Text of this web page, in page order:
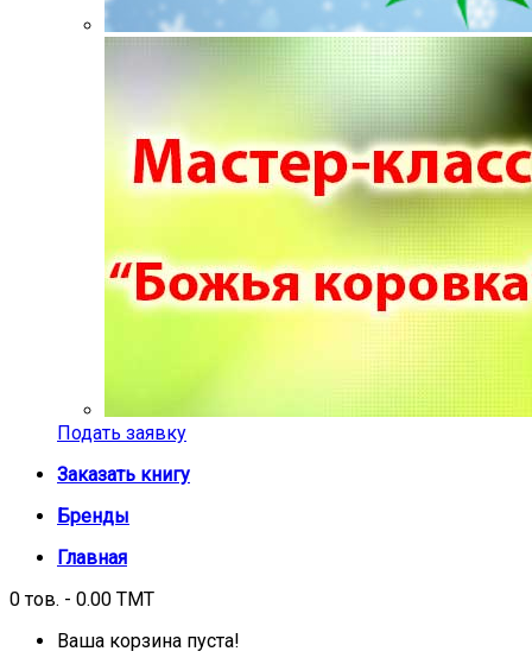
Подать заявку
Заказать книгу
Бренды
Главная
0 тов. - 0.00 TMT
Ваша корзина пуста!